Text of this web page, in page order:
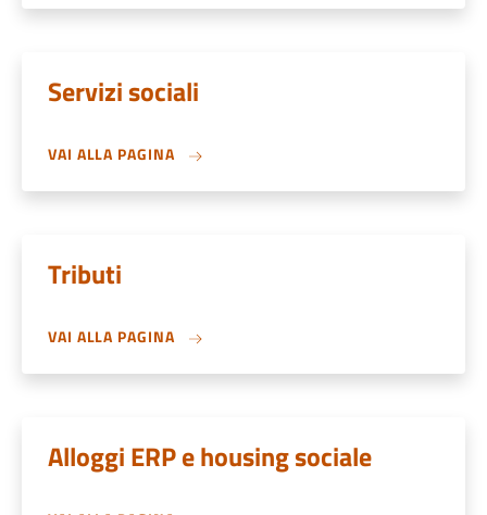
Servizi sociali
VAI ALLA PAGINA
Tributi
VAI ALLA PAGINA
Alloggi ERP e housing sociale